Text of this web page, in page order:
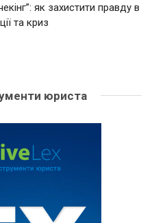
як захистити правду в
та криз
юриста